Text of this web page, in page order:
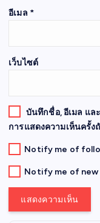
อีเมล *
เว็บไซต์
บันทึกชื่อ, อีเมล แล
การแสดงความเห็นครั้ง
Notify me of
Notify me of new